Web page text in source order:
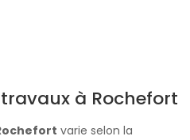
à Rochefort
varie selon la